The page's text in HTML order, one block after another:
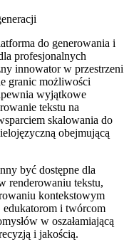
do generowania i
profesjonalnych
innowator w przestrzeni
granic możliwości
wyjątkowe
tekstu na
skalowania do
obejmującą
być dostępne dla
renderowaniu tekstu,
kontekstowym
i twórcom
w oszałamiającą
i jakością.